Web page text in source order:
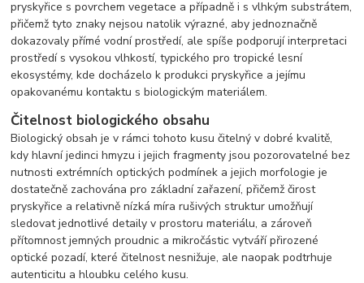
pryskyřice s povrchem vegetace a případně i s vlhkým substrátem,
přičemž tyto znaky nejsou natolik výrazné, aby jednoznačně
dokazovaly přímé vodní prostředí, ale spíše podporují interpretaci
prostředí s vysokou vlhkostí, typického pro tropické lesní
ekosystémy, kde docházelo k produkci pryskyřice a jejímu
opakovanému kontaktu s biologickým materiálem.
Čitelnost biologického obsahu
Biologický obsah je v rámci tohoto kusu čitelný v dobré kvalitě,
kdy hlavní jedinci hmyzu i jejich fragmenty jsou pozorovatelné bez
nutnosti extrémních optických podmínek a jejich morfologie je
dostatečně zachována pro základní zařazení, přičemž čirost
pryskyřice a relativně nízká míra rušivých struktur umožňují
sledovat jednotlivé detaily v prostoru materiálu, a zároveň
přítomnost jemných proudnic a mikročástic vytváří přirozené
optické pozadí, které čitelnost nesnižuje, ale naopak podtrhuje
autenticitu a hloubku celého kusu.